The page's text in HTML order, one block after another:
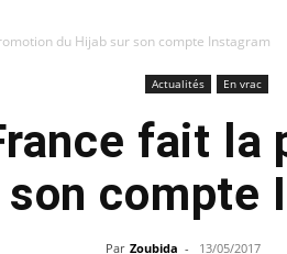
du Hijab sur son compte Instagram
Actualités En vrac
fait
compte
Par Zoubida - 13/05/2017